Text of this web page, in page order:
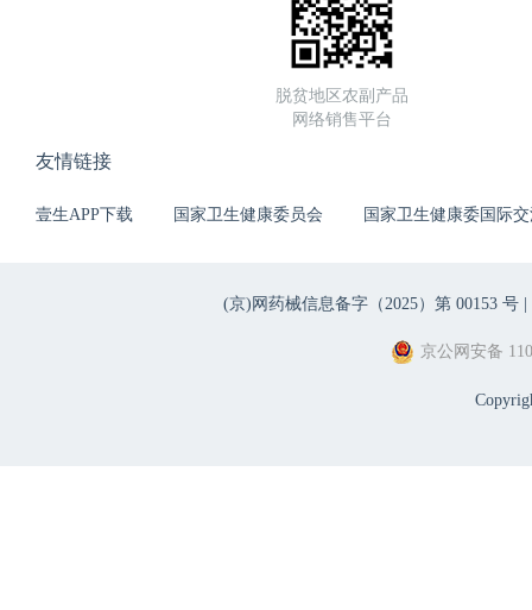
脱贫地区农副产品
网络销售平台
友情链接
壹生APP下载 国家卫生健康委员会 国家卫生健康委国际
(京)网药械信息备字（2025）第 00153 号 |
京公网安备